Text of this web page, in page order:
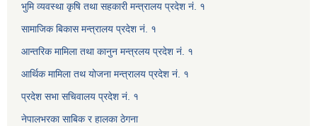
भुमि व्यवस्था कृषि तथा सहकारी मन्त्रालय प्रदेश नं. १
सामाजिक बिकास मन्त्रालय प्रदेश नं. १
आन्तरिक मामिला तथा कानुन मन्त्रलय प्रदेश नं. १
आर्थिक मामिला तथ योजना मन्त्रालय प्रदेश नं. १
प्रदेश सभा सचिवालय प्रदेश नं. १
नेपालभरका साबिक र हालका ठेगना